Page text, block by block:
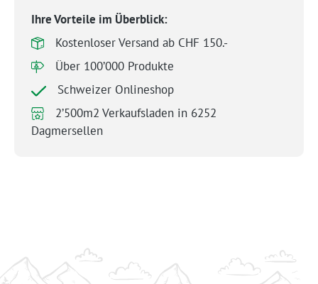
Ihre Vorteile im Überblick:
Kostenloser Versand ab CHF 150.-
Über 100’000 Produkte
Schweizer Onlineshop
2’500m2 Verkaufsladen in 6252
Dagmersellen